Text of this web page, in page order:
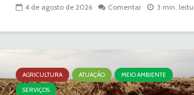
4 de agosto de 2026 Comentar 3 min.
AGRICULTURA ATUAÇÃO
MEIO AMBIENTE
SERVIÇOS